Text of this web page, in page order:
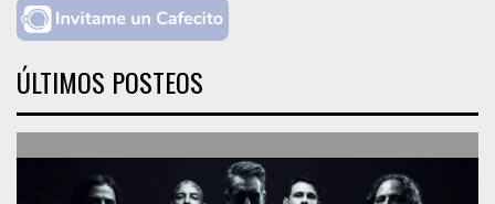
ÚLTIMOS POSTEOS